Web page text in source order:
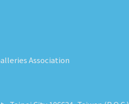
Association